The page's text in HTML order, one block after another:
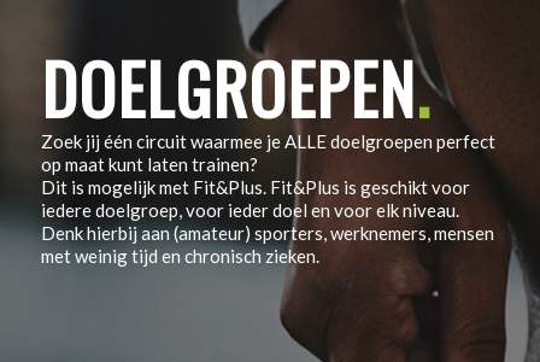
DOELGROEPEN.
Zoek jij één circuit waarmee je ALLE doelgroepen perfect
op maat kunt laten trainen?
Dit is mogelijk met Fit&Plus. Fit&Plus is geschikt voor
iedere doelgroep, voor ieder doel en voor elk niveau.
Denk hierbij aan (amateur) sporters, werknemers, mensen
met weinig tijd en chronisch zieken.